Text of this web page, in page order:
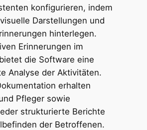
konfigurieren, indem
Darstellungen und
hinterlegen.
Erinnerungen im
die Software eine
Analyse der Aktivitäten.
erhalten
Pfleger sowie
strukturierte Berichte
der Betroffenen.